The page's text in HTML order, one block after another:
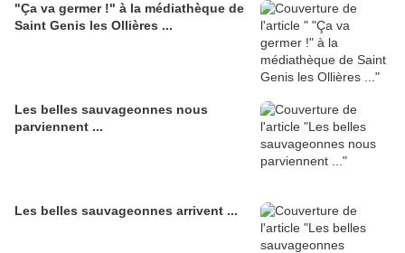
"Ça va germer !" à la médiathèque de
Saint Genis les Ollières ...
Les belles sauvageonnes nous
parviennent ...
Les belles sauvageonnes arrivent ...